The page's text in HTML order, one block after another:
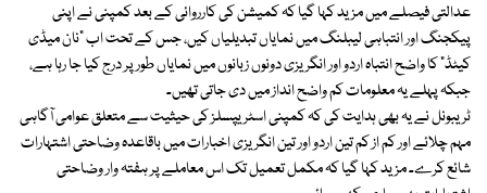
عدالتی فیصلے میں مزید کہا گیا کہ کمیشن کی کارروائی کے بعد کمپنی نے اپنی
پیکجنگ اور انتباہی لیبلنگ میں نمایاں تبدیلیاں کیں، جس کے تحت اب “نان میڈی
کیٹڈ” کا واضح انتباہ اردو اور انگریزی دونوں زبانوں میں نمایاں طور پر درج کیا جا رہا ہے،
جبکہ پہلے یہ معلومات کم واضح انداز میں دی جاتی تھیں۔
ٹریبونل نے یہ بھی ہدایت کی کہ کمپنی اسٹریپسلز کی حیثیت سے متعلق عوامی آگاہی
مہم چلائے اور کم از کم تین اردو اور تین انگریزی اخبارات میں باقاعدہ وضاحتی اشتہارات
شائع کرے۔ مزید کہا گیا کہ مکمل تعمیل تک اس معاملے پر ہفتہ وار وضاحتی